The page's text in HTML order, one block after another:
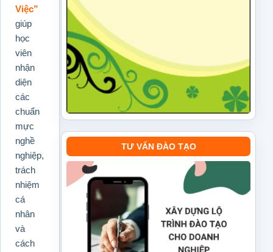
Việc”
giúp
học
viên
nhận
diện
các
chuẩn
mực
nghề
nghiệp,
trách
nhiệm
cá
nhân
và
cách
TƯ VẤN ĐÀO TẠO